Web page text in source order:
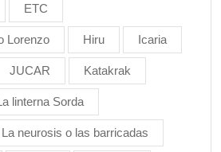
ETC
Lorenzo Hiru Icaria
JUCAR Katakrak
linterna Sorda
La neurosis o las barricadas